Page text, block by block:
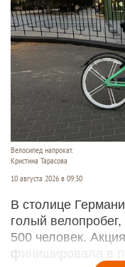
Велосипед напрокат.
Кристина Тарасова
10 августа 2026 в 09:30
В столице
голый
500 человек.
финишировала в